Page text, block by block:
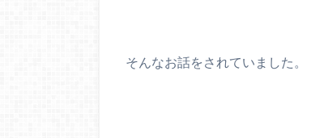
そんなお話をされていました。